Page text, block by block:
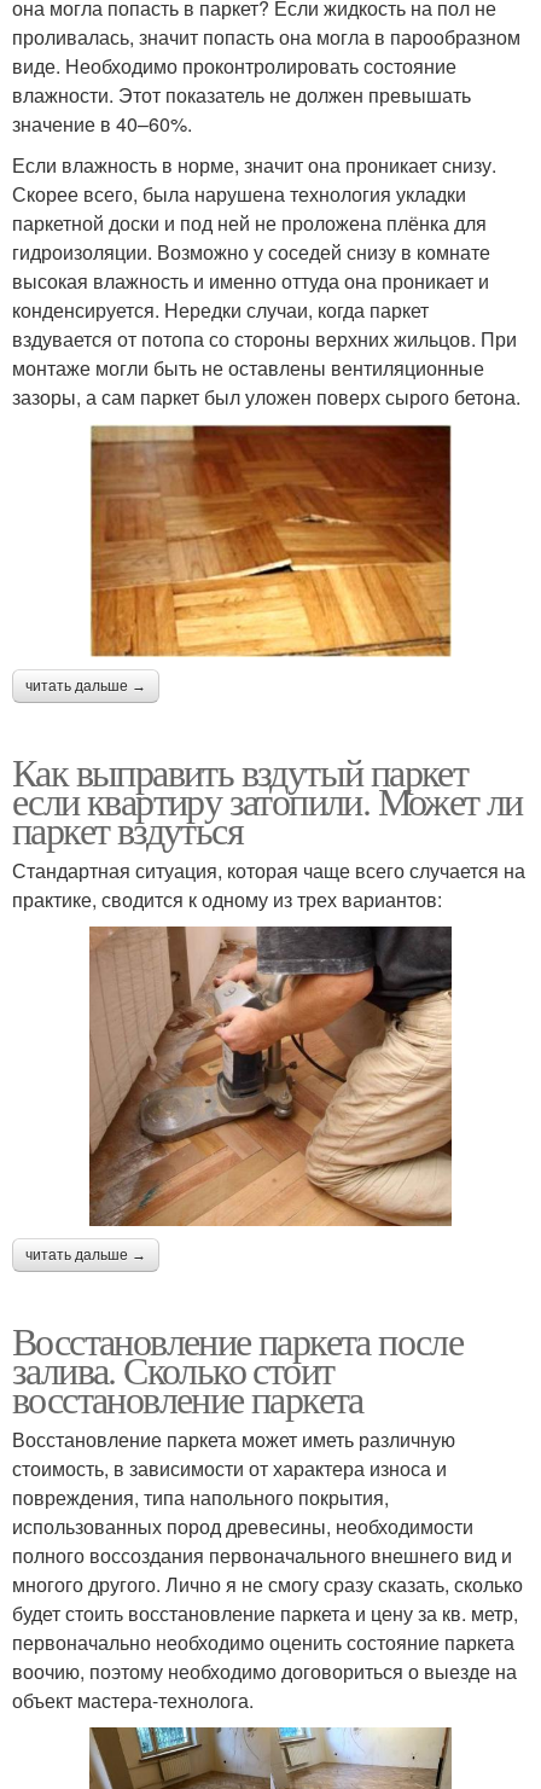
она могла попасть в паркет? Если жидкость на пол не
проливалась, значит попасть она могла в парообразном
виде. Необходимо проконтролировать состояние
влажности. Этот показатель не должен превышать
значение в 40–60%.
Если влажность в норме, значит она проникает снизу.
Скорее всего, была нарушена технология укладки
паркетной доски и под ней не проложена плёнка для
гидроизоляции. Возможно у соседей снизу в комнате
высокая влажность и именно оттуда она проникает и
конденсируется. Нередки случаи, когда паркет
вздувается от потопа со стороны верхних жильцов. При
монтаже могли быть не оставлены вентиляционные
зазоры, а сам паркет был уложен поверх сырого бетона.
читать дальше →
Как выправить вздутый паркет
если квартиру затопили. Может ли
паркет вздуться
Стандартная ситуация, которая чаще всего случается на
практике, сводится к одному из трех вариантов:
читать дальше →
Восстановление паркета после
залива. Сколько стоит
восстановление паркета
Восстановление паркета может иметь различную
стоимость, в зависимости от характера износа и
повреждения, типа напольного покрытия,
использованных пород древесины, необходимости
полного воссоздания первоначального внешнего вид и
многого другого. Лично я не смогу сразу сказать, сколько
будет стоить восстановление паркета и цену за кв. метр,
первоначально необходимо оценить состояние паркета
воочию, поэтому необходимо договориться о выезде на
объект мастера-технолога.